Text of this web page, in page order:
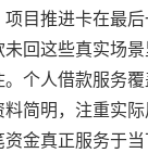
目推进卡在最
回这些真实场景
个人借款服务
简明，注重实
金真正服务于